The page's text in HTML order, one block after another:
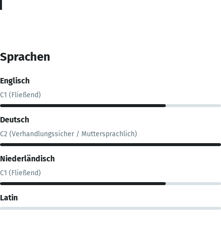
Sprachen
Englisch
C1 (Fließend)
Deutsch
C2 (Verhandlungssicher / Muttersprachlich)
Niederländisch
C1 (Fließend)
Latin